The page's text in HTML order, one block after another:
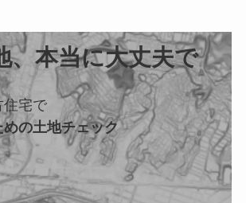
、本当に大丈夫で
住宅で
の土地チェック